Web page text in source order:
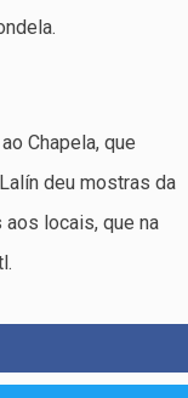
Chapela, que
deu mostras da
locais, que na